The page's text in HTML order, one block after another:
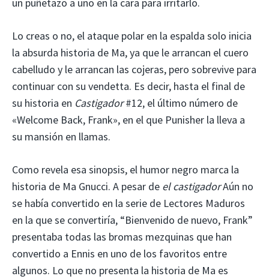
Lo creas o no, el ataque polar en la espalda solo inicia
la absurda historia de Ma, ya que le arrancan el cuero
cabelludo y le arrancan las cojeras, pero sobrevive para
continuar con su vendetta. Es decir, hasta el final de
su historia en Castigador#12, el último número de
«Welcome Back, Frank», en el que Punisher la lleva a
su mansión en llamas.
Como revela esa sinopsis, el humor negro marca la
historia de Ma Gnucci. A pesar de el castigadorAún no
se había convertido en la serie de Lectores Maduros
en la que se convertiría, “Bienvenido de nuevo, Frank”
presentaba todas las bromas mezquinas que han
convertido a Ennis en uno de los favoritos entre
algunos. Lo que no presenta la historia de Ma es